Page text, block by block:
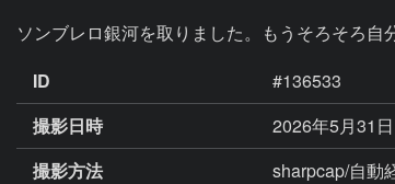
ソンブレロ銀河を取りました。もうそろそろ自
ID
#136533
撮影日時
2026年5月31
撮影方法
sharpcap/自動